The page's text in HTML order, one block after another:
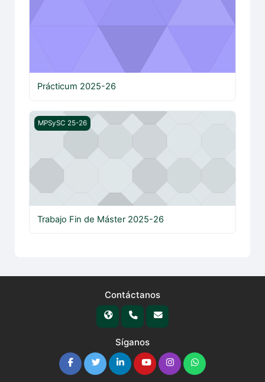
Prácticum 2025-26
Trabajo Fin de Máster 2025-26
MPSySC 25-26
Trabajo Fin de Máster 2025-26
Contáctanos
Síganos